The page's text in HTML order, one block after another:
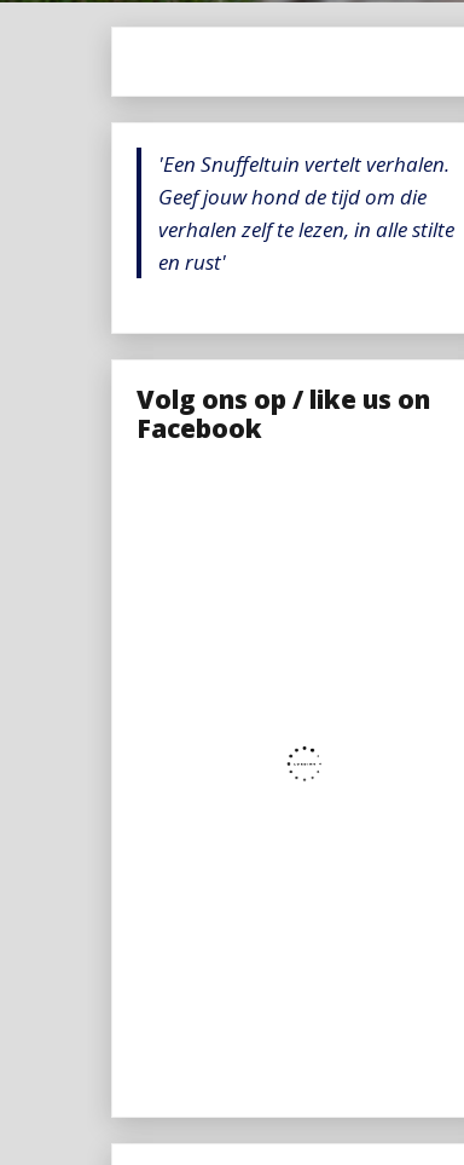
'Een Snuffeltuin vertelt verhalen.
Geef jouw hond de tijd om die
verhalen zelf te lezen, in alle stilte
en rust'
Volg ons op / like us on
Facebook